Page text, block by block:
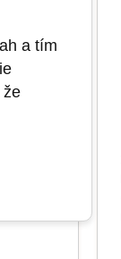
0026
a tím
že